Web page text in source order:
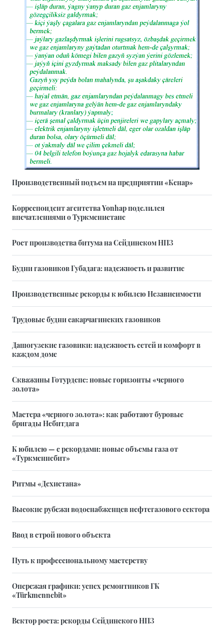
Производственный подъем на предприятии «Кенар»
Корреспондент агентства Yonhap поделился
впечатлениями о Туркменистане
Рост производства битума на Сейдинском НПЗ
Будни газовиков Губадага: надежность и развитие
Производственные рекорды к юбилею Независимости
Трудовые будни сакарчагинских газовиков
Дашогузские газовики: надежность сетей и комфорт в
каждом доме
Скважины Готурдепе: новые горизонты «черного
золота»
Мастера «черного золота»: как работают буровые
бригады Небитдага
К юбилею — с рекордами: новые объемы газа от
«Туркменнебит»
Ритмы «Дехистана»
Высокие рубежи водоснабженцев нефтегазового сектора
Ввод в строй нового объекта
Путь к профессиональному мастерству
Опережая графики: успех ремонтников ГК
«Türkmennebit»
Вектор роста: рекорды Сейдинского НПЗ